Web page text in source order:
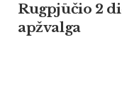
Rugpjūčio 2
apžvalga